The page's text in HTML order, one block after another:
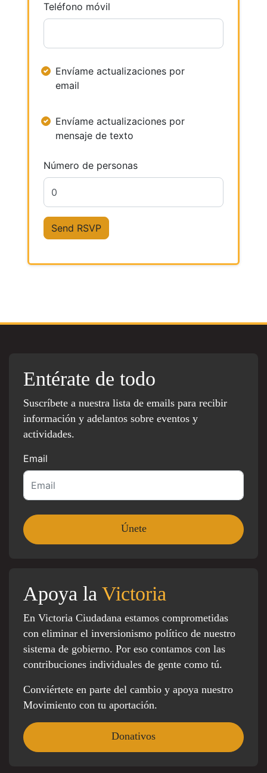
Teléfono móvil
Envíame actualizaciones por
email
Envíame actualizaciones por
mensaje de texto
Número de personas
Entérate de todo
Suscríbete a nuestra lista de emails para recibir
información y adelantos sobre eventos y
actividades.
Email
Apoya la Victoria
En Victoria Ciudadana estamos comprometidas
con eliminar el inversionismo político de nuestro
sistema de gobierno. Por eso contamos con las
contribuciones individuales de gente como tú.
Conviértete en parte del cambio y apoya nuestro
Movimiento con tu aportación.
Donativos